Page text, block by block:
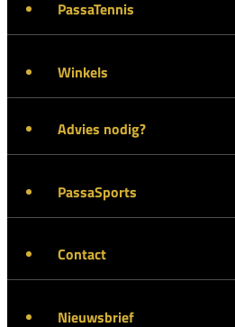
PassaTennis
Winkels
Advies nodig?
PassaSports
Contact
Nieuwsbrief